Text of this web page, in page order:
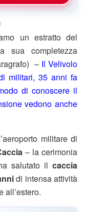
un estratto del
sua completezza
–Il Velivolo
militari, 35 anni fa
di conoscere il
vedono anche
militare di
– la cerimonia
salutato il caccia
di intensa attività
all’estero.